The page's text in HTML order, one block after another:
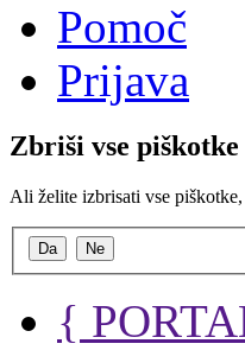
Pomoč
Prijava
Zbriši vse piškotke
Ali želite izbrisati vse
{